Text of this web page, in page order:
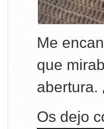
Me
que
abertura.
Os dejo